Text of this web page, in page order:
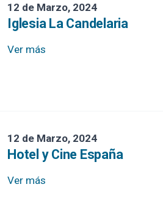
destino
12 de Marzo, 2024
Iglesia La Candelaria
Ver más
12 de Marzo, 2024
Hotel y Cine España
Ver más